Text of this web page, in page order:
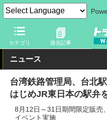
カテゴリ 過去記事
トラベル Watch 地域 海外
ニュース
台湾鉄路管理局、台北
はじめJR東日本の駅弁
8月12日～31日期間限定販売
イベント実施